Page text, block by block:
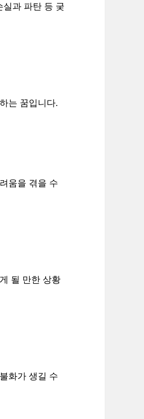
과 파탄 등 궂
는 꿈입니다.
움을 겪을 수
될 만한 상황
화가 생길 수